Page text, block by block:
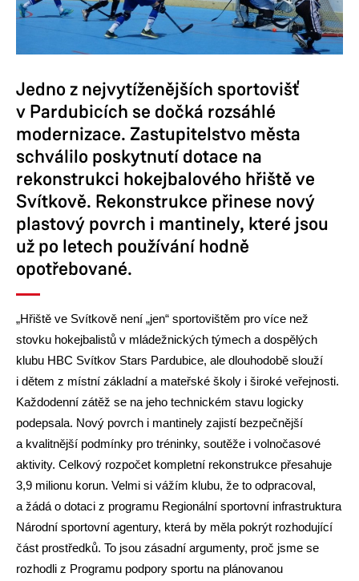
Jedno z nejvytíženějších sportovišť
v Pardubicích se dočká rozsáhlé
modernizace. Zastupitelstvo města
schválilo poskytnutí dotace na
rekonstrukci hokejbalového hřiště ve
Svítkově. Rekonstrukce přinese nový
plastový povrch i mantinely, které jsou
už po letech používání hodně
opotřebované.
„Hřiště ve Svítkově není „jen“ sportovištěm pro více než
stovku hokejbalistů v mládežnických týmech a dospělých
klubu HBC Svítkov Stars Pardubice, ale dlouhodobě slouží
i dětem z místní základní a mateřské školy i široké veřejnosti.
Každodenní zátěž se na jeho technickém stavu logicky
podepsala. Nový povrch i mantinely zajistí bezpečnější
a kvalitnější podmínky pro tréninky, soutěže i volnočasové
aktivity. Celkový rozpočet kompletní rekonstrukce přesahuje
3,9 milionu korun. Velmi si vážím klubu, že to odpracoval,
a žádá o dotaci z programu Regionální sportovní infrastruktura
Národní sportovní agentury, která by měla pokrýt rozhodující
část prostředků. To jsou zásadní argumenty, proč jsme se
rozhodli z Programu podpory sportu na plánovanou